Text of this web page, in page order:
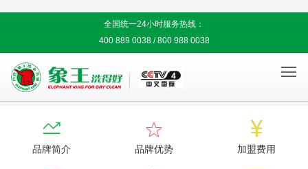
全国统一24小时服务热线：
400 889 0038 / 800 988 0038


品牌简介

品牌优势

加盟费用